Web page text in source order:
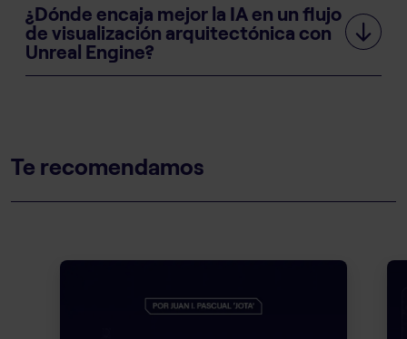
¿Dónde encaja mejor la IA en un flujo
de visualización arquitectónica con
Unreal Engine?
Te recomendamos